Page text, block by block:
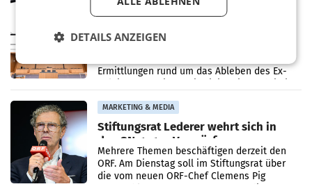
MARKETING & MEDIA
fordert sensible Berichterstattung
Ermittlungen rund um das Ableben des Ex-
MARKETING & MEDIA
Stiftungsrat Lederer wehrt sich in
den SN gegen Vorwürfe
Mehrere Themen beschäftigen derzeit den
ORF. Am Dienstag soll im Stiftungsrat über
die vom neuen ORF-Chef Clemens Pig
DETAILS ANZEIGEN